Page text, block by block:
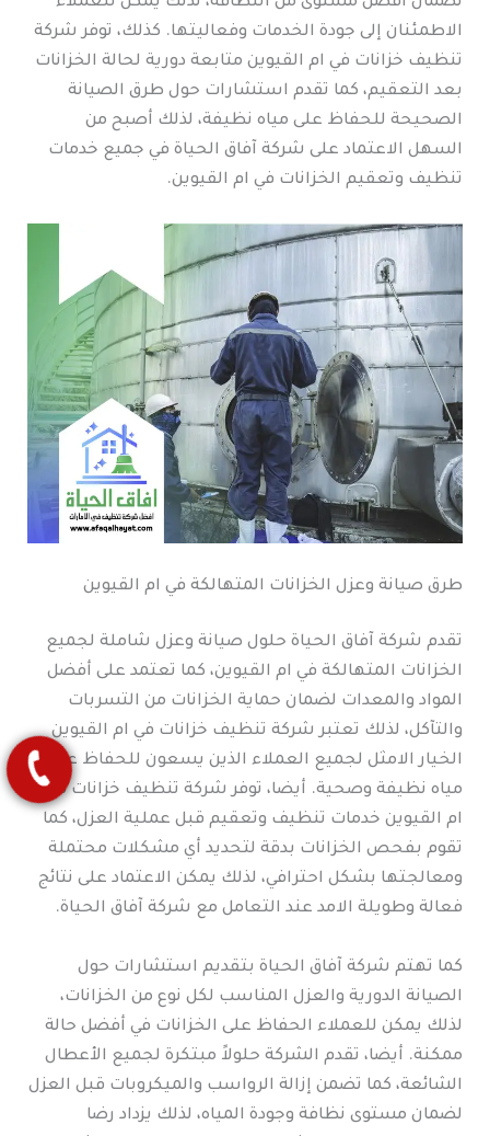
الاطمئنان إلى جودة الخدمات وفعاليتها. كذلك، توفر شركة
تنظيف خزانات في ام القيوين متابعة دورية لحالة الخزانات
بعد التعقيم، كما تقدم استشارات حول طرق الصيانة
الصحيحة للحفاظ على مياه نظيفة، لذلك أصبح من
السهل الاعتماد على شركة آفاق الحياة في جميع خدمات
تنظيف وتعقيم الخزانات في ام القيوين.
طرق صيانة وعزل الخزانات المتهالكة في ام القيوين
تقدم شركة آفاق الحياة حلول صيانة وعزل شاملة لجميع
الخزانات المتهالكة في ام القيوين، كما تعتمد على أفضل
المواد والمعدات لضمان حماية الخزانات من التسربات
والتآكل، لذلك تعتبر شركة تنظيف خزانات في ام القيوين
الخيار الامثل لجميع العملاء الذين يسعون للحفاظ على
مياه نظيفة وصحية. أيضا، توفر شركة تنظيف خزانات في
ام القيوين خدمات تنظيف وتعقيم قبل عملية العزل، كما
تقوم بفحص الخزانات بدقة لتحديد أي مشكلات محتملة
ومعالجتها بشكل احترافي، لذلك يمكن الاعتماد على نتائج
فعالة وطويلة الامد عند التعامل مع شركة آفاق الحياة.
كما تهتم شركة آفاق الحياة بتقديم استشارات حول
الصيانة الدورية والعزل المناسب لكل نوع من الخزانات،
لذلك يمكن للعملاء الحفاظ على الخزانات في أفضل حالة
ممكنة. أيضا، تقدم الشركة حلولاً مبتكرة لجميع الأعطال
الشائعة، كما تضمن إزالة الرواسب والميكروبات قبل العزل
لضمان مستوى نظافة وجودة المياه، لذلك يزداد رضا